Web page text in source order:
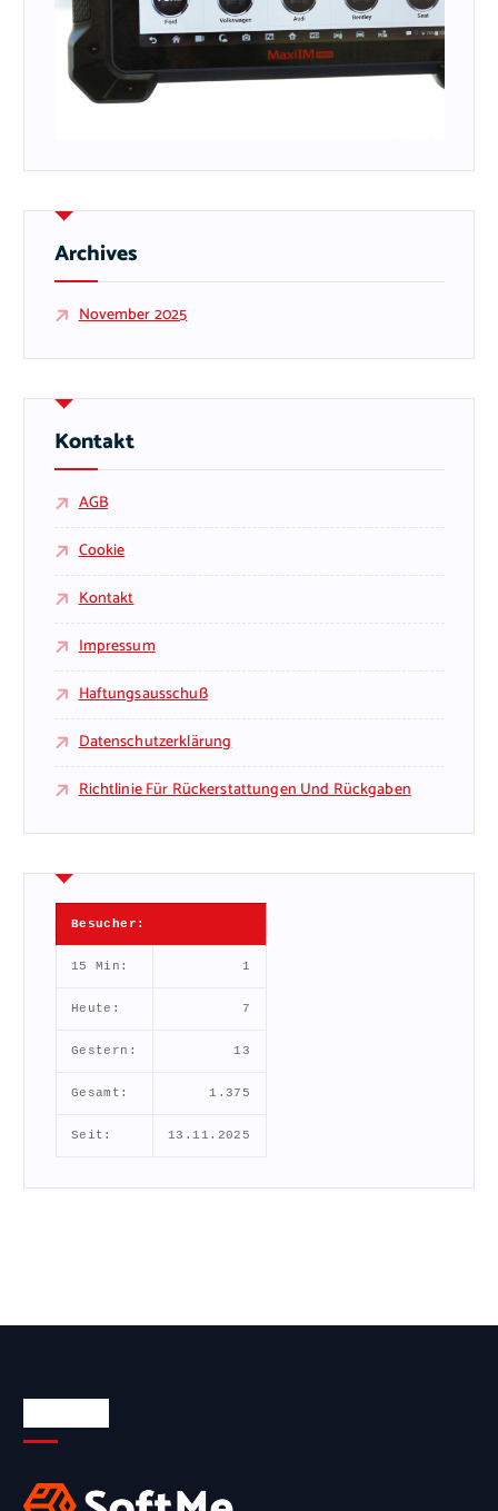
Archives
November 2025
Kontakt
AGB
Cookie
Kontakt
Impressum
Haftungsausschuß
Datenschutzerklärung
Richtlinie Für Rückerstattungen Und Rückgaben
Besucher:
15 Min: 1
Heute: 7
Gestern: 13
Gesamt: 1.375
Seit: 13.11.2025